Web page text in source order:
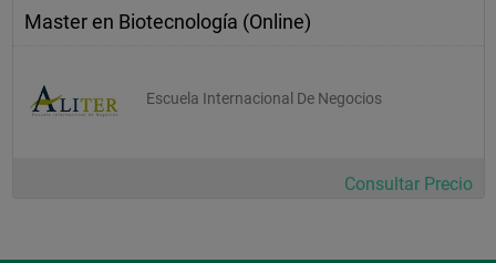
Master en Biotecnología (Online)
Escuela Internacional De Negocios
Consultar Precio